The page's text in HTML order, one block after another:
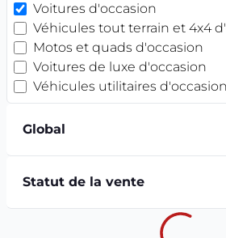
Voitures d'occasion
Véhicules tout terrain et 4x4
Motos et quads d'occasion
Voitures de luxe d'occasion
Véhicules utilitaires d'occasion
Global
Statut de la vente